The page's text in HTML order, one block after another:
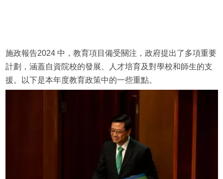
施政報告2024 中，教育項目備受關注，政府提出了多項重要
計劃，涵蓋自資院校的發展、人才培育及對學校和師生的支
援。以下是本年度教育政策中的一些重點。